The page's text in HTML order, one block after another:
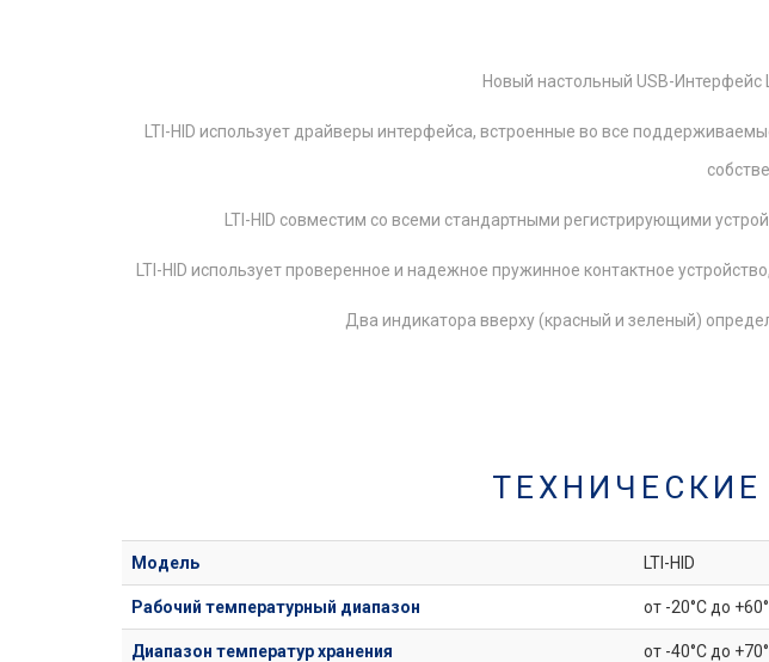
Новый настольный USB-Интерфейс
LTI-HID использует драйверы интерфейса, встроенные во все
LTI-HID совместим со всеми стандартными регистрирующими
LTI-HID использует проверенное и надежное пружинное контактное
Два индикатора вверху (красный и зеленый)
Модель LTI-HID
Рабочий температурный диапазон от -20°C до
Диапазон температур хранения от -40°C до